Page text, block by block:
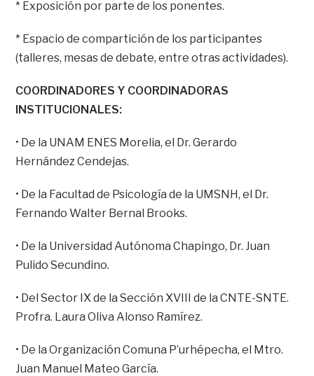
* Exposición por parte de los ponentes.
* Espacio de compartición de los participantes
(talleres, mesas de debate, entre otras actividades).
COORDINADORES Y COORDINADORAS
INSTITUCIONALES:
• De la UNAM ENES Morelia, el Dr. Gerardo
Hernández Cendejas.
• De la Facultad de Psicología de la UMSNH, el Dr.
Fernando Walter Bernal Brooks.
• De la Universidad Autónoma Chapingo, Dr. Juan
Pulido Secundino.
• Del Sector IX de la Sección XVIII de la CNTE-SNTE.
Profra. Laura Oliva Alonso Ramírez.
• De la Organización Comuna P’urhépecha, el Mtro.
Juan Manuel Mateo García.